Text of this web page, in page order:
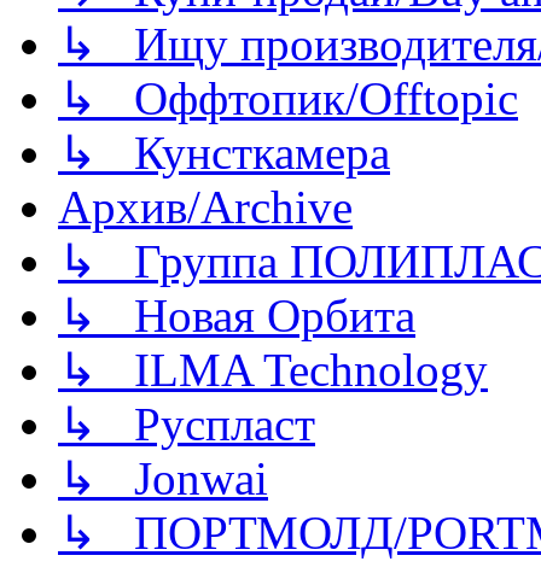
↳ Ищу
↳ Оффтопик/Offtopic
↳ Кунсткамера
Архив/Archive
↳ Группа
↳ Новая Орбита
↳ ILMA Technology
↳ Руспласт
↳ Jonwai
↳ ПОРТМОЛД/